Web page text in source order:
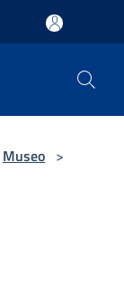
Museo >